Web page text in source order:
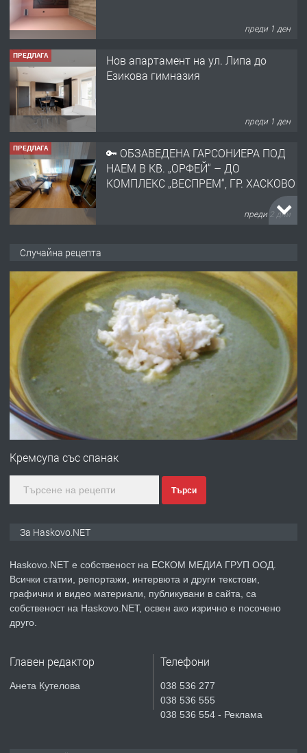
ПРЕДЛАГА
ПРЕДЛАГА
ПРЕДЛАГА
АПАРТАМЕНТ В ЦЕНТЪРА НА ГР.
ПРЕДЛАГА Давам гараж под наем
преди 3 дни
ПРЕДЛАГА
№4120 Магазин/Офис под наем в кв.
Любен Каравелов, Хасково-близо до
градската градина!
преди 3 дни
ПРОСТОРЕН ТРИСТАЕН
АПАРТАМЕНТ В НОВА СГРАДА КВ.
КУБА
ПРЕДЛАГА
Продавам парцел в гр. Хасково кв.
Хисаря до ток, вода,канализация,
асфалт 0889 537 426
СГЛОБЯВАНЕ НА МЕБЕЛИ.
преди 4 дни
Случайна рецепта
Кремсупа със спанак
Търси
За Haskovo.NET
Haskovo.NET е собственост на ЕСКОМ МЕДИА ГРУП ООД.
Всички статии, репортажи, интервюта и други текстови,
графични и видео материали, публикувани в сайта, са
собственост на Haskovo.NET, освен ако изрично е посочено
друго.
Главен редактор
Анета Кутелова
Телефони
038 536 277
038 536 555
038 536 554 - Реклама